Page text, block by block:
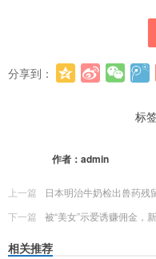
分享到：
标
作者： admin
上一篇
日本明治牛奶检出兽药残
下一篇
被“美女”示爱诱赚佣金，
相关推荐